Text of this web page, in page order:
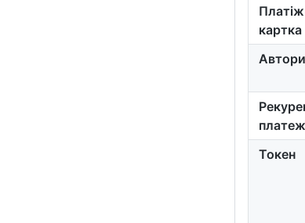
картка
Токен